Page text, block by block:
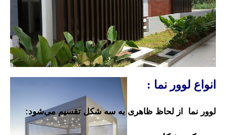
انواع لوور نما :
لوور نما از لحاظ ظاهری به سه شکل تقسیم می‌شود: